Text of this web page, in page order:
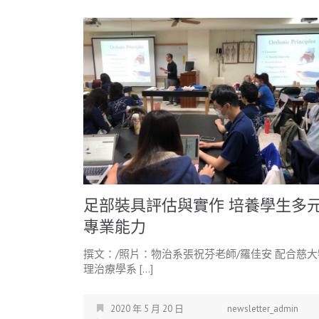
足部裝具評估與實作 培養學生多
專業能力
撰文：/照片：物治系張祝芬老師/羅佳安 配合慈
理治療學系 […]
2020 年 5 月 20 日
newsletter_admin